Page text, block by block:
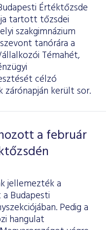
Értéktőzsde
tartott tőzsdei
szakgimnázium
tanórára a
Témahét,
célzó
zárónapján került sor.
a február
jellemezték a
Budapesti
Pedig a
hangulat